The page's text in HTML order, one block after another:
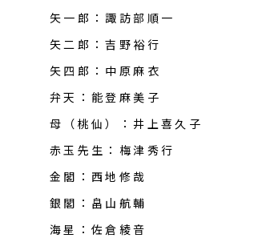
矢一郎：諏訪部順一
矢二郎：吉野裕行
矢四郎：中原麻衣
弁天：能登麻美子
母（桃仙）：井上喜久子
赤玉先生：梅津秀行
金閣：西地修哉
銀閣：畠山航輔
海星：佐倉綾音